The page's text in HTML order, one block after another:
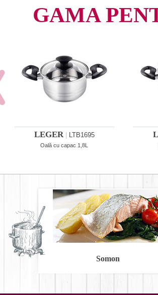
GAMA
LEGER| LTB1695
Oală cu capac 1,8L
Somon